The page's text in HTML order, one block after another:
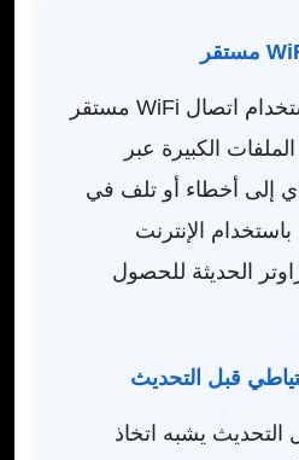
من الأفضل دائمًا استخدام اتصال WiFi مستقر
الكبيرة عبر
إلى أخطاء أو تلف في
الإنترنت
الحديثة للحصول
التحديث يشبه اتخاذ